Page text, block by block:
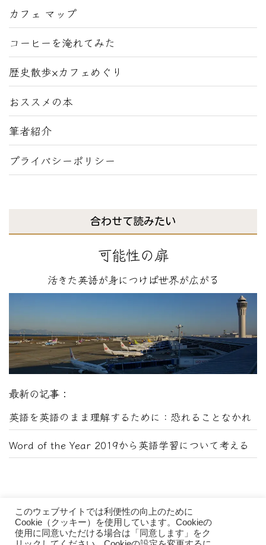
カフェ マップ
コーヒーを淹れてみた
歴史散歩×カフェめぐり
おススメの本
筆者紹介
プライバシーポリシー
合わせて読みたい
可能性の扉
活きた英語が身につけば世界が広がる
最新の記事：
英語を英語のまま理解するために：恐れることなかれ
Word of the Year 2019から英語学習について考える
このウェブサイトでは利便性の向上のために
Cookie（クッキー）を使用しています。Cookieの
使用に同意いただける場合は「同意します」をク